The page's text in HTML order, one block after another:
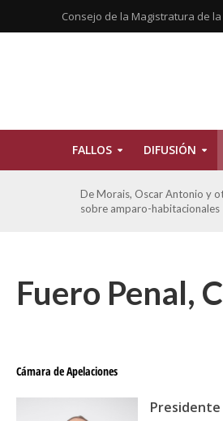
Consejo de la Magistratura de
FALLOS DIFUSIÓN
De Morais, Oscar Antonio y
sobre amparo-habitacionales
Fuero Penal,
Cámara de Apelaciones
Presidente